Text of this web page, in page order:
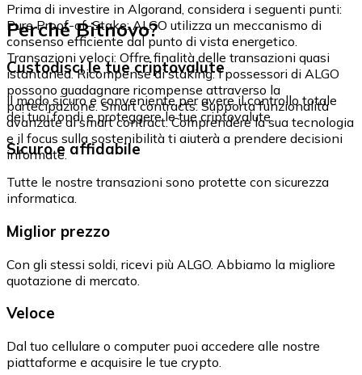
Prima di investire in Algorand, considera i seguenti punti:
Pure Proof-of-Stake: ALGO utilizza un meccanismo di
consenso efficiente dal punto di vista energetico.
Transazioni veloci: Offre finalità delle transazioni quasi
istantanea. Ricompense di staking: I possessori di ALGO
possono guadagnare ricompense attraverso la
partecipazione. Smart contracts: Supporta funzionalità
avanzate di smart contract. Comprendere la sua tecnologia
e il focus sulla sostenibilità ti aiuterà a prendere decisioni
informate.
Perché Bitnovo?
Custodisci le tue criptovalute
Il modo sicuro e conveniente per avere il controllo totale
dei tuoi fondi e proteggere le tue criptovalute.
Sicuro e affidabile
Tutte le nostre transazioni sono protette con sicurezza
informatica.
Miglior prezzo
Con gli stessi soldi, ricevi più ALGO. Abbiamo la migliore
quotazione di mercato.
Veloce
Dal tuo cellulare o computer puoi accedere alle nostre
piattaforme e acquisire le tue crypto.